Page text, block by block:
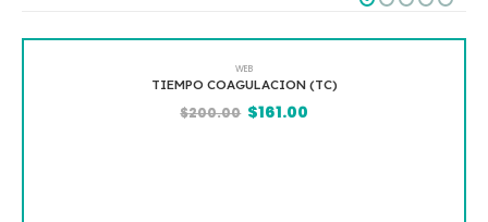
WEB
TIEMPO COAGULACION (TC)
$200.00 $161.00